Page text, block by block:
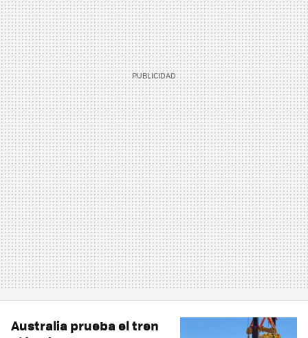
Australia prueba el tren